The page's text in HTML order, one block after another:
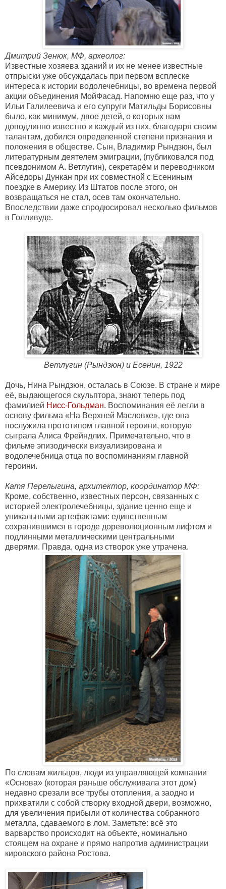
Дмитрий Зенюк, МФ, археолог:
Известные хозяева зданий и их не менее известные
отпрыски уже обсуждалась при первом всплеске
интереса к истории водолечебницы, во времена первой
акции объединения МойФасад. Напомню еще раз, что у
Ильи Галилеевича и его супруги Матильды Борисовны
было, как минимум, двое детей, о которых нам
доподлинно известно и каждый из них, благодаря своим
талантам, добился определенной степени признания и
положения в обществе. Сын, Владимир Рындзюн, был
литературным деятелем эмиграции, (публиковался под
псевдонимом А. Ветлугин), секретарём и переводчиком
Айседоры Дункан при их совместной с Есениным
поездке в Америку. Из Штатов после этого, он
возвращаться не стал, осев там окончательно.
Впоследствии даже спродюсировал несколько фильмов
в Голливуде.
Ветлугин (Рындзюн) и Есенин, 1922
Дочь, Нина Рындзюн, осталась в Союзе. В стране и мире
её, выдающегося скульптора, знают теперь под
фамилией Нисс-Гольдман. Воспоминания её легли в
основу фильма «На Верхней Масловке», где она
послужила прототипом главной героини, которую
сыграла Алиса Фрейндлих. Примечательно, что в
фильме эпизодически визуализирована и
водолечебница отца по воспоминаниям главной
героини.
Катя Перелыгина, архитектор, координатор МФ:
Кроме, собственно, известных персон, связанных с
историей электролечебницы, здание ценно еще и
уникальными артефактами: единственным
сохранившимся в городе дореволюционным лифтом и
подлинными металлическими центральными
дверями. Правда, одна из створок уже утрачена.
По словам жильцов, люди из управляющей компании
«Основа» (которая раньше обслуживала этот дом)
недавно срезали все трубы отопления, а заодно и
прихватили с собой створку входной двери, возможно,
для увеличения прибыли от количества собранного
металла, сдаваемого в лом. Заметьте: всё это
варварство происходит на объекте, номинально
стоящем на охране и прямо напротив администрации
кировского района Ростова.